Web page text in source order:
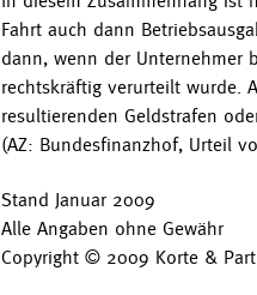
Fahrt auch dann
dann, wenn der Unternehmer
rechtskräftig verurteilt wurde.
resultierenden Geldstrafen
(AZ: Bundesfinanzhof, Urteil
Stand Januar 2009
Alle Angaben ohne Gewähr
Copyright © 2009 Korte &